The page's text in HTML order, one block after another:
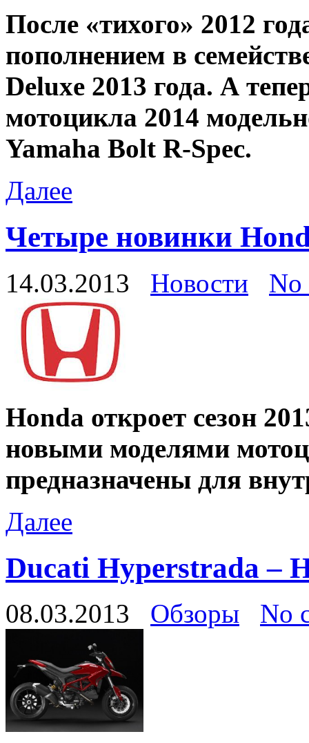
После «тихого» 2012
пополнением в
Deluxe 2013 года. А
мотоцикла 2014
Yamaha Bolt R-Spec.
Далее
Четыре новинки
14.03.2013 Новости No
Honda откроет сезон
новыми моделями
предназначены для
Далее
Ducati Hyperstrada –
08.03.2013 Обзоры No